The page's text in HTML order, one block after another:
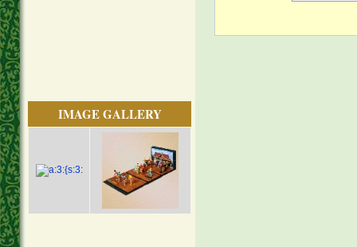
IMAGE GALLERY